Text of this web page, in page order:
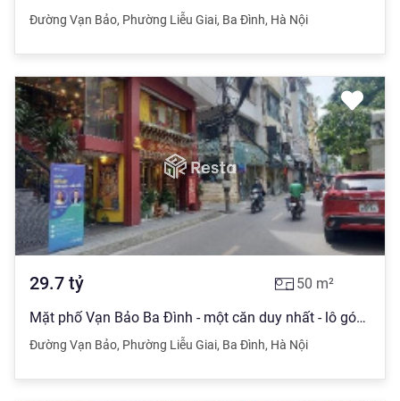
Đường Vạn Bảo, Phường Liễu Giai, Ba Đình, Hà Nội
29.7 tỷ 50 m²
Mặt phố Vạn Bảo Ba Đình - một căn duy nhất - lô góc - kinh doanh sầm uất
Đường Vạn Bảo, Phường Liễu Giai, Ba Đình, Hà Nội